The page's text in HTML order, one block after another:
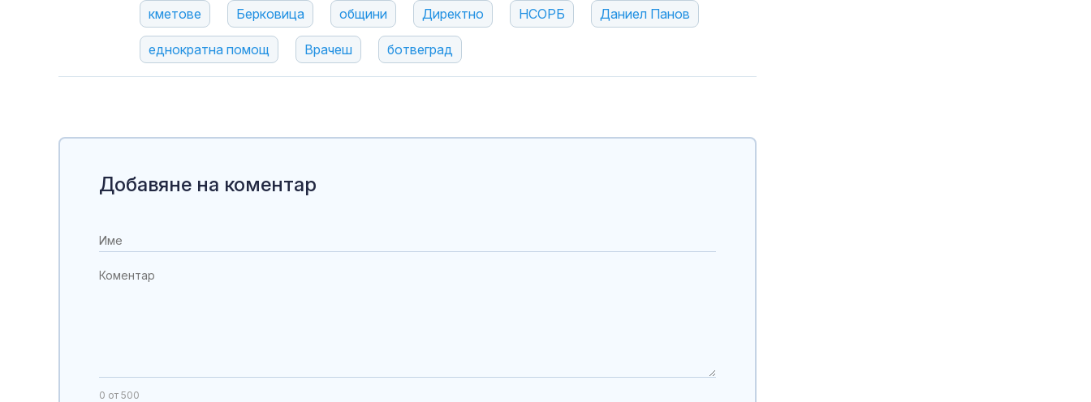
кметове Берковица общини Директно НСОРБ Даниел Панов
еднократна помощ Врачеш ботвеград
Добавяне на коментар
0 от 500